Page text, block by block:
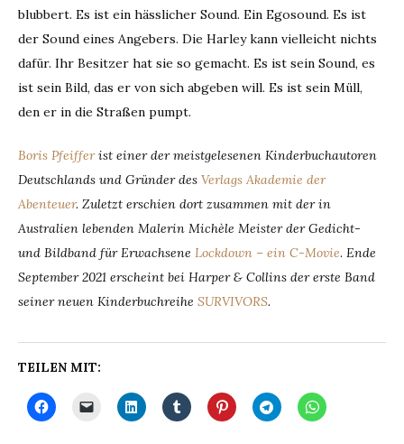
blubbert. Es ist ein hässlicher Sound. Ein Egosound. Es ist
der Sound eines Angebers. Die Harley kann vielleicht nichts
dafür. Ihr Besitzer hat sie so gemacht. Es ist sein Sound, es
ist sein Bild, das er von sich abgeben will. Es ist sein Müll,
den er in die Straßen pumpt.
Boris Pfeifferist einer der meistgelesenen Kinderbuchautoren
Deutschlands und Gründer des Verlags Akademie der
Abenteuer. Zuletzt erschien dort zusammen mit der in
Australien lebenden Malerin Michèle Meister der Gedicht-
und Bildband für Erwachsene Lockdown – ein C-Movie. Ende
September 2021 erscheint bei Harper & Collins der erste Band
seiner neuen Kinderbuchreihe SURVIVORS.
TEILEN MIT: